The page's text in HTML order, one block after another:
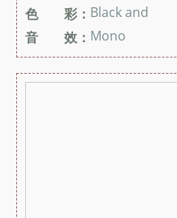
色 彩： Black and
音 效： Mono